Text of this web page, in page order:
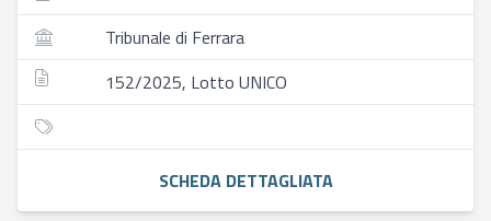
Tribunale di Ferrara
152/2025, Lotto UNICO
SCHEDA DETTAGLIATA